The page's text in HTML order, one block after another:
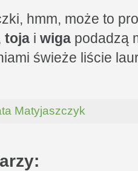
hmm, może to
toja i wiga podadzą
świeże liście
Matyjaszczyk